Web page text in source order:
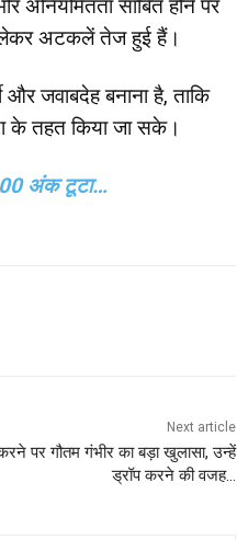
अनियमितता साबित होने पर
लेकर अटकलें तेज हुई हैं।
और जवाबदेह बनाना है, ताकि
के तहत किया जा सके।
अंक टूटा…
Next article
पर गौतम गंभीर का बड़ा खुलासा, उन्हें
ड्रॉप करने की वजह…